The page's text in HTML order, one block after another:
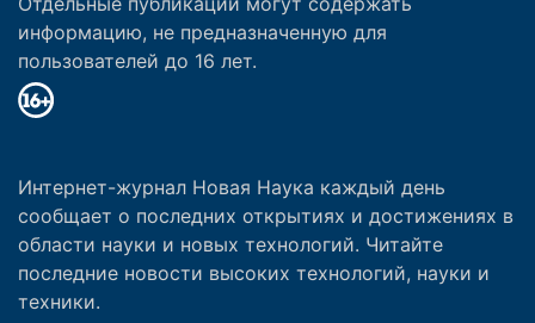
информацию, не предназначенную для
пользователей до 16 лет.
Интернет-журнал Новая Наука каждый день
сообщает о последних открытиях и достижениях в
области науки и новых технологий. Читайте
последние новости высоких технологий, науки и
техники.